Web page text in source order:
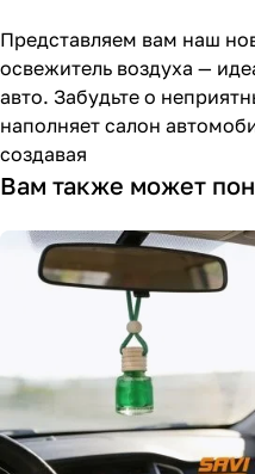
Представляем вам наш
освежитель воздуха —
авто. Забудьте о
наполняет салон
создавая
Вам также может